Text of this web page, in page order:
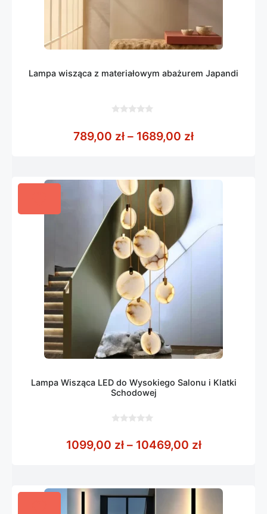
Lampa wisząca z materiałowym abażurem Japandi
5
789,00 zł – 1689,00 złZakres cen:
Lampa Wisząca LED do Wysokiego Salonu i Klatki
Schodowej
5
1099,00 zł – 10469,00 złZakres